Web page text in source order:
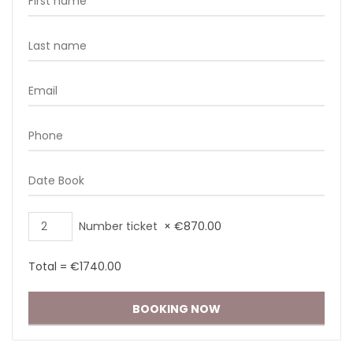
Number ticket × €870.00
Total = €1740.00